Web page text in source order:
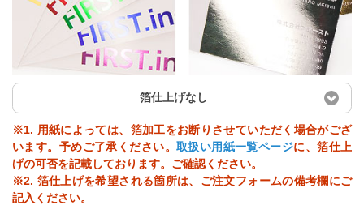
箔仕上げなし
※1. 用紙によっては、箔加工をお断りさせていただく場合がござ
います。予めご了承ください。 取扱い用紙一覧ページに、箔仕上
げの可否を記載しております。ご確認ください。
※2. 箔仕上げを希望される箇所は、ご注文フォームの備考欄にご
記入ください。